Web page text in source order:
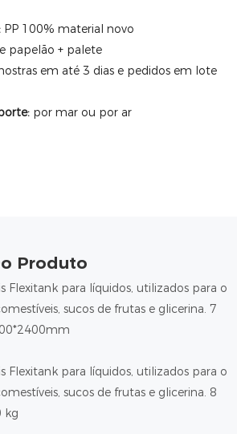
PP 100% material novo
papelão + palete
em até 3 dias e pedidos em lote
por mar ou por ar
Produto
kg